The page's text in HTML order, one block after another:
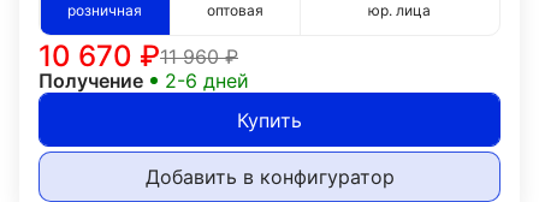
розничная оптовая юр. лица
11 960₽
10 670 ₽
Получение
2-6 дней
Купить
Добавить в конфигуратор